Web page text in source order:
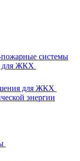
системы
для ЖКХ
для ЖКХ
энергии